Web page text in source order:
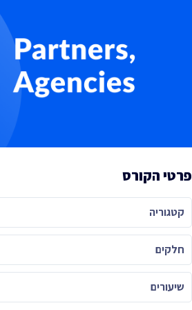
פרטי הקורס
קטגוריה
חלקים
שיעורים